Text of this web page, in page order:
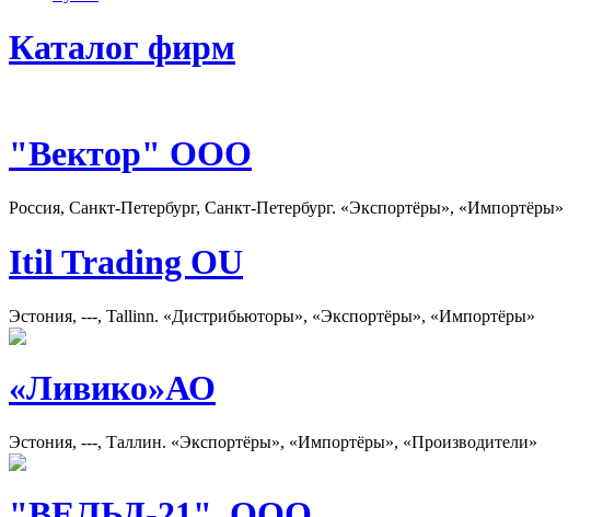
Каталог фирм
"Вектор" ООО
Россия, Санкт-Петербург, Санкт-Петербург. «Экспортёры», «Импортёры»
Itil Trading OU
Эстония, ---, Tallinn. «Дистрибьюторы», «Экспортёры», «Импортёры»
«Ливико»АО
Эстония, ---, Таллин. «Экспортёры», «Импортёры», «Производители»